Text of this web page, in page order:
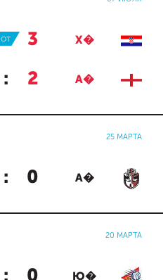
: 3 Х�
ОТ
: 2 А�
25 МАРТА
: 0 А�
20 МАРТА
: 0 Ю�